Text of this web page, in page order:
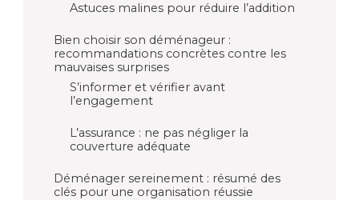
Astuces malines pour réduire l’addition
Bien choisir son déménageur :
recommandations concrètes contre les
mauvaises surprises
S’informer et vérifier avant
l’engagement
L’assurance : ne pas négliger la
couverture adéquate
Déménager sereinement : résumé des
clés pour une organisation réussie